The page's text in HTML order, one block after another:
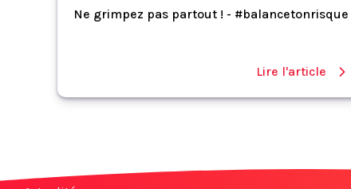
Ne grimpez pas partout ! - #balancetonrisque
Lire l'article